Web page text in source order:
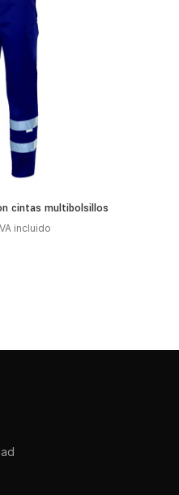
cintas multibolsillos
incluido